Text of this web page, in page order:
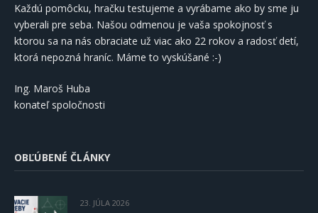
Každú pomôcku, hračku testujeme a vyrábame ako by sme ju
vyberali pre seba. Našou odmenou je vaša spokojnosť s
ktorou sa na nás obraciate už viac ako 22 rokov a radosť detí,
ktorá nepozná hraníc. Máme to vyskúšané :-)
Ing. Maroš Huba
konateľ spoločnosti
OBĽÚBENÉ ČLÁNKY
23. JÚLA 2026